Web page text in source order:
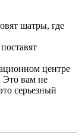
шатры, где
центре
Это вам не
серьезный